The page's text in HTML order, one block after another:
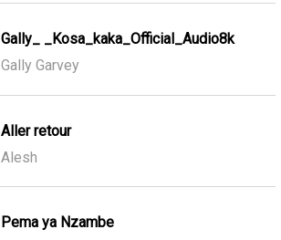
Gally_ _Kosa_kaka_Official_Audio8k
Gally Garvey
Aller retour
Alesh
Pema ya Nzambe